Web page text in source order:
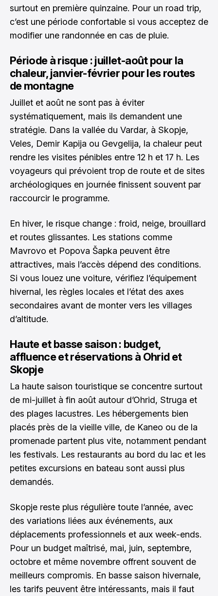
surtout en première quinzaine. Pour un road trip,
c’est une période confortable si vous acceptez de
modifier une randonnée en cas de pluie.
Période à risque : juillet-août pour la
chaleur, janvier-février pour les routes
de montagne
Juillet et août ne sont pas à éviter
systématiquement, mais ils demandent une
stratégie. Dans la vallée du Vardar, à Skopje,
Veles, Demir Kapija ou Gevgelija, la chaleur peut
rendre les visites pénibles entre 12 h et 17 h. Les
voyageurs qui prévoient trop de route et de sites
archéologiques en journée finissent souvent par
raccourcir le programme.
En hiver, le risque change : froid, neige, brouillard
et routes glissantes. Les stations comme
Mavrovo et Popova Šapka peuvent être
attractives, mais l’accès dépend des conditions.
Si vous louez une voiture, vérifiez l’équipement
hivernal, les règles locales et l’état des axes
secondaires avant de monter vers les villages
d’altitude.
Haute et basse saison : budget,
affluence et réservations à Ohrid et
Skopje
La haute saison touristique se concentre surtout
de mi-juillet à fin août autour d’Ohrid, Struga et
des plages lacustres. Les hébergements bien
placés près de la vieille ville, de Kaneo ou de la
promenade partent plus vite, notamment pendant
les festivals. Les restaurants au bord du lac et les
petites excursions en bateau sont aussi plus
demandés.
Skopje reste plus régulière toute l’année, avec
des variations liées aux événements, aux
déplacements professionnels et aux week-ends.
Pour un budget maîtrisé, mai, juin, septembre,
octobre et même novembre offrent souvent de
meilleurs compromis. En basse saison hivernale,
les tarifs peuvent être intéressants, mais il faut